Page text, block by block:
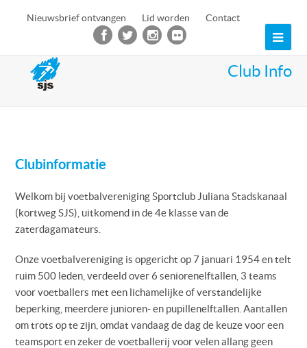
Nieuwsbrief ontvangen Lid worden Contact
Club Info
Clubinformatie
Welkom bij voetbalvereniging Sportclub Juliana Stadskanaal
(kortweg SJS), uitkomend in de 4e klasse van de
zaterdagamateurs.
Onze voetbalvereniging is opgericht op 7 januari 1954 en telt
ruim 500 leden, verdeeld over 6 seniorenelftallen, 3 teams
voor voetballers met een lichamelijke of verstandelijke
beperking, meerdere junioren- en pupillenelftallen. Aantallen
om trots op te zijn, omdat vandaag de dag de keuze voor een
teamsport en zeker de voetballerij voor velen allang geen